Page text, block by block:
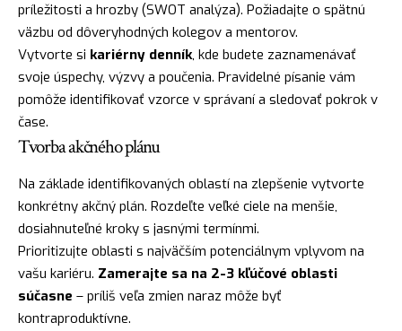
príležitosti a hrozby (SWOT analýza). Požiadajte o spätnú
väzbu od dôveryhodných kolegov a mentorov.
Vytvorte si kariérny denník, kde budete zaznamenávať
svoje úspechy, výzvy a poučenia. Pravidelné písanie vám
pomôže identifikovať vzorce v správaní a sledovať pokrok v
čase.
Tvorba akčného plánu
Na základe identifikovaných oblastí na zlepšenie vytvorte
konkrétny akčný plán. Rozdeľte veľké ciele na menšie,
dosiahnuteľné kroky s jasnými termínmi.
Prioritizujte oblasti s najväčším potenciálnym vplyvom na
vašu kariéru. Zamerajte sa na 2-3 kľúčové oblasti
súčasne – príliš veľa zmien naraz môže byť
kontraproduktívne.